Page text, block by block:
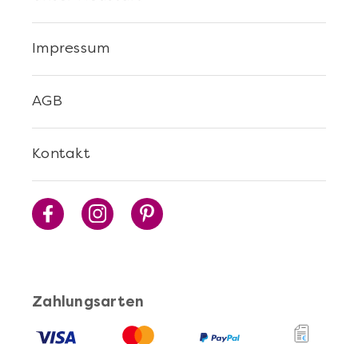
Zahlungsarten
Kontakt
AGB
Impressum